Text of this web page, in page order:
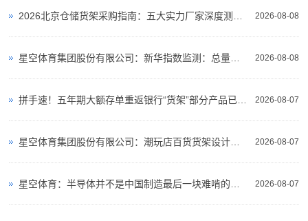
星
空
平
2026-08-08
2026-08-08
2026-08-07
2026-08-07
2026-08-07